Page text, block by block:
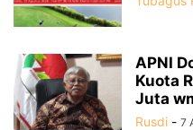
APNI
Kuota
Juta
Rusdi - 7